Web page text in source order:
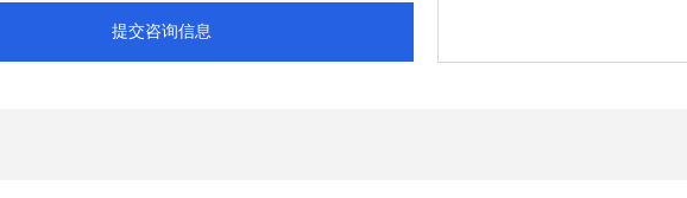
提交咨询信息